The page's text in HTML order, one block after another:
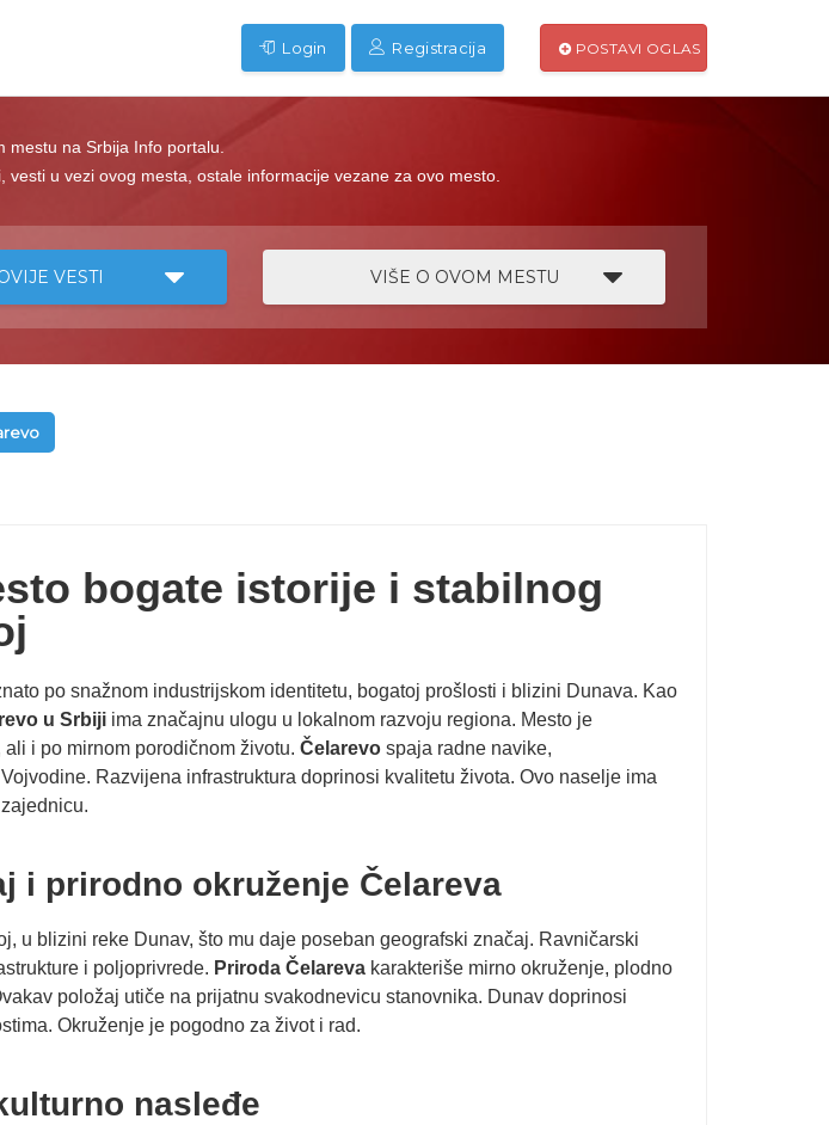
Login Registracija POSTAVI OGLAS
mestu na Srbija Info portalu.
u vezi ovog mesta, ostale informacije vezane za ovo mesto.
VESTI VIŠE O OVOM MESTU
bogate istorije i stabilnog
po snažnom industrijskom identitetu, bogatoj prošlosti i blizini Dunava. Kao
u Srbijiima značajnu ulogu u lokalnom razvoju regiona. Mesto je
i po mirnom porodičnom životu. Čelarevospaja radne navike,
Razvijena infrastruktura doprinosi kvalitetu života. Ovo naselje ima
i prirodno okruženje Čelareva
u blizini reke Dunav, što mu daje poseban geografski značaj. Ravničarski
i poljoprivrede. Priroda Čelarevakarakteriše mirno okruženje, plodno
položaj utiče na prijatnu svakodnevicu stanovnika. Dunav doprinosi
Okruženje je pogodno za život i rad.
nasleđe